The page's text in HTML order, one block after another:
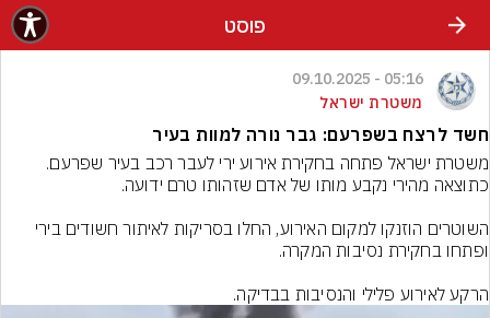
פוסט
05:16 - 09.10.2025
משטרת ישראל
חשד לרצח בשפרעם: גבר נורה למוות בעיר
הרקע לאירוע פלילי והנסיבות בבדיקה.